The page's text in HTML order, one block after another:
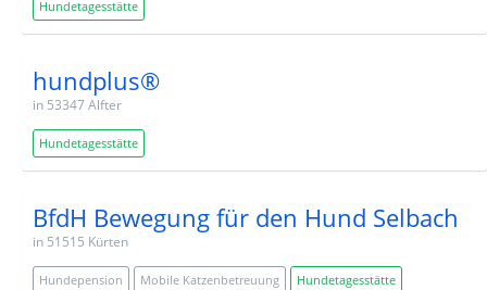
Hundetagesstätte
hundplus®
in 53347 Alfter
Hundetagesstätte
BfdH Bewegung für den Hund Selbach
in 51515 Kürten
Hundepension Mobile Katzenbetreuung Hundetagesstätte